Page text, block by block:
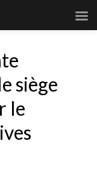
siège
le